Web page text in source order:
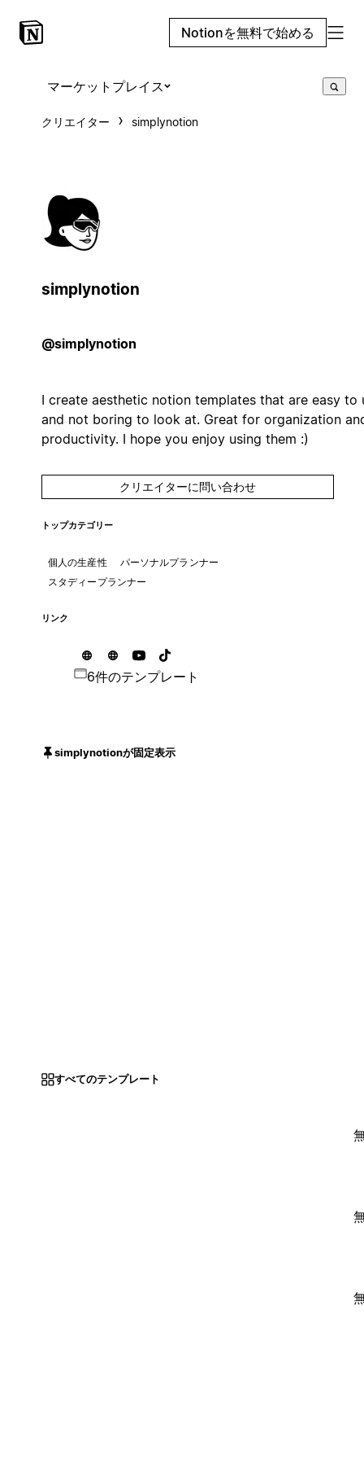
Notionを無料で始める
マーケットプレイス
クリエイター simplynotion
simplynotion
@simplynotion
I create aesthetic notion templates that are easy to
and not boring to look at. Great for organization
productivity. I hope you enjoy using them :)
クリエイターに問い合わせ
トップカテゴリー
個人の生産性
パーソナルプランナー
スタディープランナー
リンク
6件のテンプレート
simplynotionが固定表示
すべてのテンプレート